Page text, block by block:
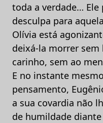
toda a verdade…
desculpa para
Olívia está
deixá-la morrer sem
carinho, sem ao
E no instante
pensamento,
a sua covardia não
de humildade